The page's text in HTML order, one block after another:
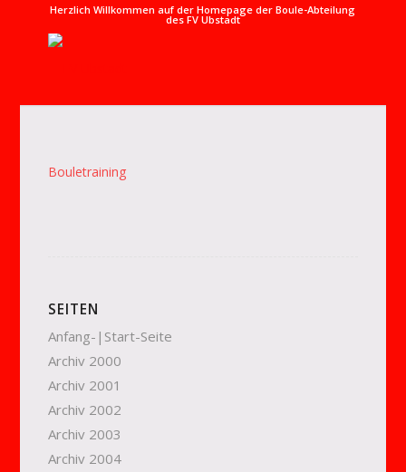
Herzlich Willkommen auf der Homepage der Boule-Abteilung
des FV Ubstadt
Bouletraining
SEITEN
Anfang-|Start-Seite
Archiv 2000
Archiv 2001
Archiv 2002
Archiv 2003
Archiv 2004